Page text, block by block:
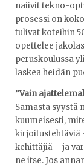
naiivit tekno-
prosessi on
tulivat koteihin
opettelee
peruskoulussa
laskea heidän
”Vain
Samasta
kuumeisesti,
kirjoitustehtäviä
kehittäjiä – ja
ne itse. Jos